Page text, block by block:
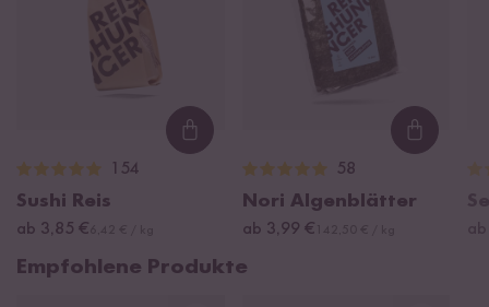
Loading...
154
Sushi Reis
ab 3,85 €
58
Nori Algenblätter
ab 3,99 €
Empfohlene Produkte